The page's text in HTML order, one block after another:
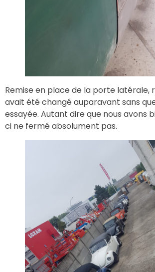
Remise en place de la porte latérale,
avait été changé auparavant sans
essayée. Autant dire que nous avons
ci ne fermé absolument pas.